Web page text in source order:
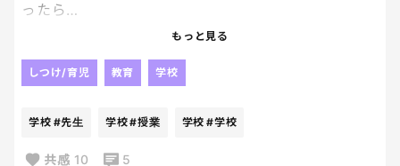
って、ウルっとしながら学んだ。
ということで今日は毎年恒例の「年1回だけ思う。こ
の人と結婚して良かった。この人が子どもたちの父
母、完敗。
ったら…
机ガタガタしたり、先生の話を遮るわ、手を挙げた
チラチラチラチラ見るわ……😇
途中、腹が立って別の教室を観に行った。
もっと見る
しつけ/育児 教育 学校
学校 #先生 学校#授業 学校 #学校
共感 10 5